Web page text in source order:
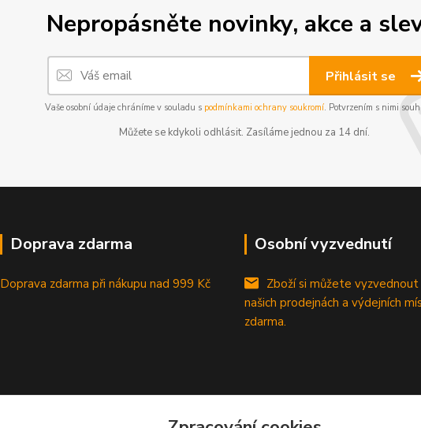
Nepropásněte novinky, akce a
Přihlásit se
Vaše osobní údaje chráníme v souladu s podmínkami ochrany soukromí. Potvrzením s nimi
Můžete se kdykoli odhlásit. Zasíláme jednou za 14 dní.
Doprava zdarma
Doprava zdarma při nákupu nad 999 Kč
Osobní vyzvednutí
Zboží si můžete vyzvednout
našich prodejnách a výdejních
zdarma.